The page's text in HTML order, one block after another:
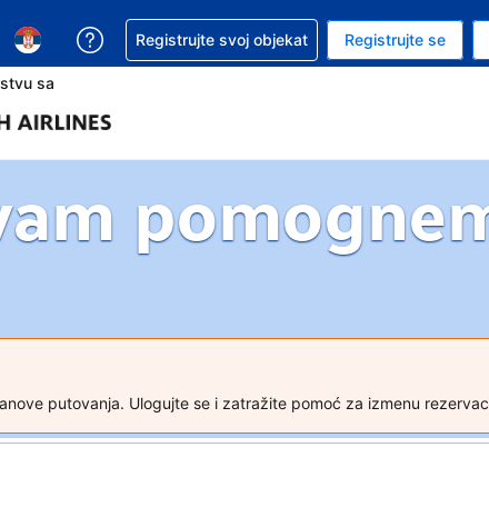
valutu. Vaša trenutna valuta je američki dolar
Izaberite jezik. Vaš trenutni jezik je Srpskom
Zatražite pomoć u vezi sa rezervacijom
Registrujte svoj objekat Registrujte se
sa
putovanja. Ulogujte se i zatražite pomoć za izmenu